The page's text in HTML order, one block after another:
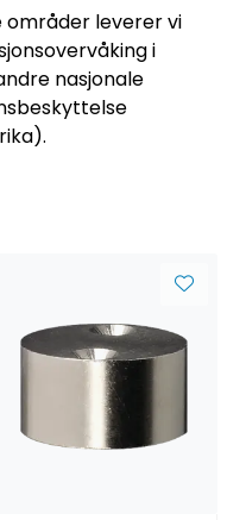
områder leverer vi
i
nasjonale